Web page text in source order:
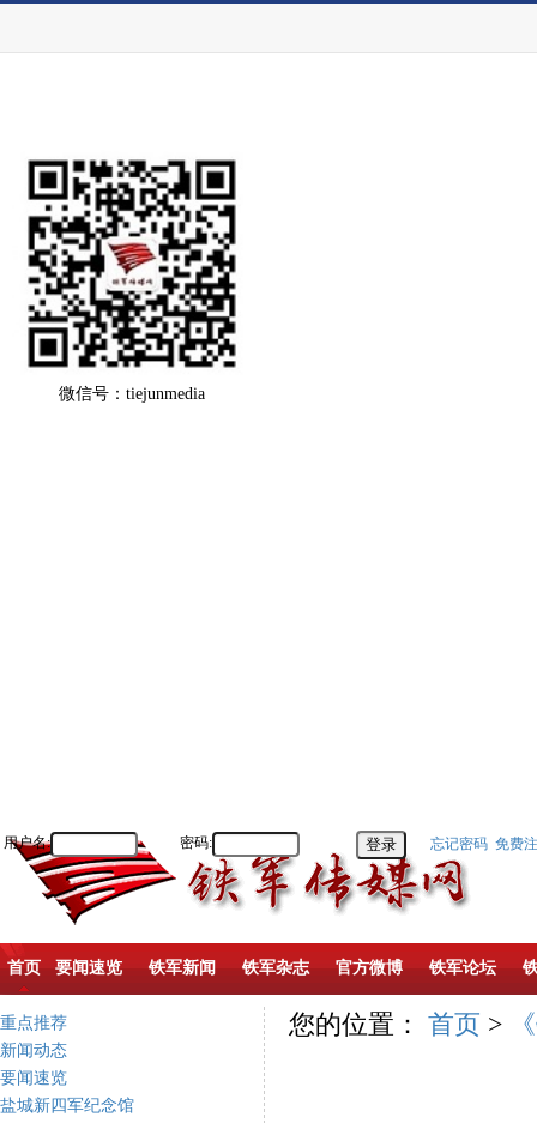
微信号：tiejunmedia
用户名: 密码: 忘记密码 免费
首页 要闻速览 铁军新闻 铁军杂志 官方微博 铁军论坛
重点推荐
新闻动态
要闻速览
盐城新四军纪念馆
您的位置： 首页 >